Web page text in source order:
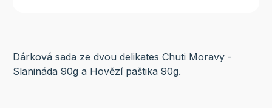
Dárková sada ze dvou delikates Chuti Moravy -
Slanináda 90g a Hovězí paštika 90g.